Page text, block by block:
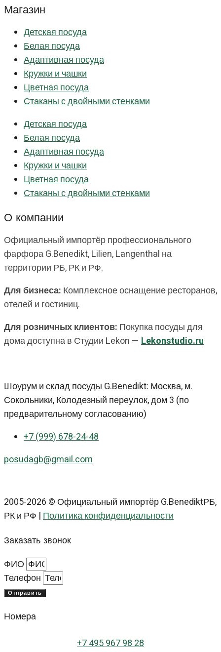
Магазин
Детская посуда
Белая посуда
Адаптивная посуда
Кружки и чашки
Цветная посуда
Стаканы с двойными стенками
Детская посуда
Белая посуда
Адаптивная посуда
Кружки и чашки
Цветная посуда
Стаканы с двойными стенками
О компании
Официальный импортёр профессионального
фарфора G.Benedikt, Lilien, Langenthal на
территории РБ, РК и РФ.
Для бизнеса: Комплексное оснащение ресторанов,
отелей и гостиниц.
Для розничных клиентов: Покупка посуды для
дома доступна в Студии Lekon — Lekonstudio.ru
Шоурум и склад посуды G.Benedikt: Москва, м.
Сокольники, Колодезный переулок, дом 3 (по
предварительному согласованию)
+7 (999) 678-24-48
posudagb@gmail.com
2005-2026 © Официальный импортёр G.BenediktРБ,
РК и РФ |Политика конфиденциальности
Заказать звонок
ФИО
Телефон
Отправить
Номера
+7 495 967 98 28